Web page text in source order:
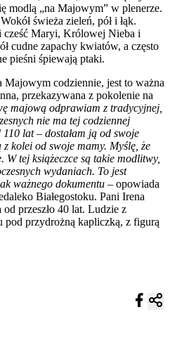
modlą „na Majowym” w plenerze.
świeża zieleń, pół i łąk.
Maryi, Królowej Nieba i
cudne zapachy kwiatów, a często
pieśni śpiewają ptaki.
Majowym codziennie, jest to ważna
przekazywana z pokolenie na
majową odprawiam z tradycyjnej,
nie ma tej codziennej
lat – dostałam ją od swoje
kolei od swoje mamy. Myślę, że
W tej książeczce są takie modlitwy,
wydaniach. To jest
ważnego dokumentu – opowiada
Białegostoku. Pani Irena
przeszło 40 lat. Ludzie z
pod przydrożną kapliczką, z figurą